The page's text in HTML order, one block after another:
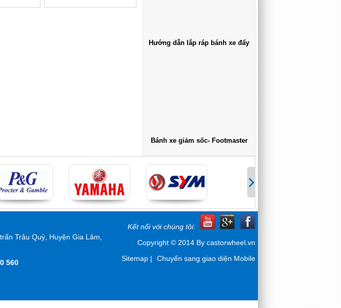
Hướng dẫn lắp ráp bánh xe đẩy
Bánh xe giảm sốc- Footmaster
Trâu Quỳ, Huyện Gia Lâm,
560
Kết nối với chúng tôi:
Copyright © 2014 By castorwheel.vn
Sitemap | Chuyển sang giao diện Mobile